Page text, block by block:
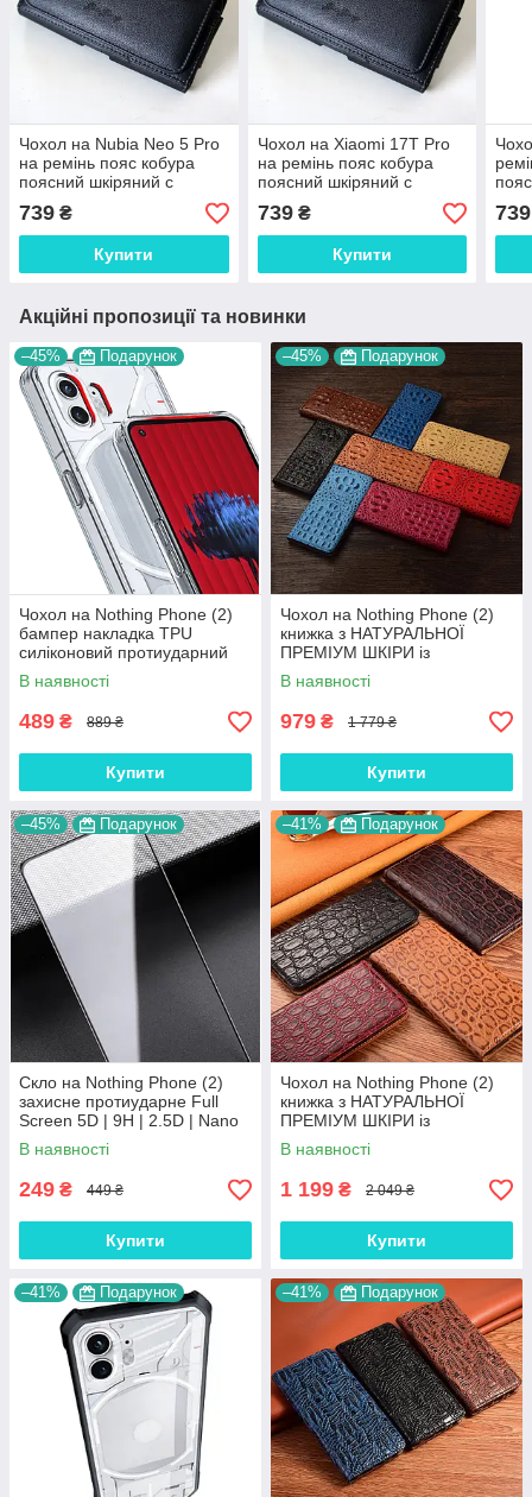
Чохол на Nubia Neo 5 Pro
на ремінь пояс кобура
поясний шкіряний c
739 ₴
Купити
Чохол на Xiaomi 17T Pro
на ремінь пояс кобура
поясний шкіряний c
739₴
Купити
739
Акційні пропозиції та новинки
–45% Подарунок
Чохол на Nothing Phone (2)
бампер накладка TPU
силіконовий протиударний
прозорий "CRYSTAL"
В наявності
489 ₴ 889 ₴
Купити
–45% Подарунок
Чохол на Nothing Phone (2)
книжка з НАТУРАЛЬНОЇ
ПРЕМІУМ ШКІРИ із
підставкою протиударний
магнітний 3D "CROCOHEAD"
В наявності
979 ₴ 1 779 ₴
Купити
–45% Подарунок
Скло на Nothing Phone (2)
захисне протиударне Full
Screen 5D | 9H | 2.5D | Nano
— покриття "HYPER
В наявності
249 ₴ 449 ₴
Купити
–41% Подарунок
Чохол на Nothing Phone (2)
книжка з НАТУРАЛЬНОЇ
ПРЕМІУМ ШКІРИ із
підставкою протиударний
магнітний "JACOSA"
В наявності
1 199 ₴ 2 049 ₴
Купити
–41% Подарунок –41% Подарунок